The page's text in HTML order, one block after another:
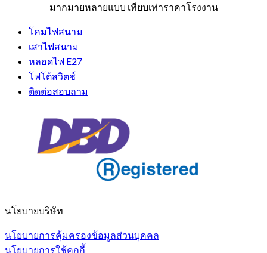
มากมายหลายแบบ เทียบเท่าราคาโรงงาน
โคมไฟสนาม
เสาไฟสนาม
หลอดไฟ E27
โฟโต้สวิตช์
ติดต่อสอบถาม
นโยบายบริษัท
นโยบายการคุ้มครองข้อมูลส่วนบุคคล
นโยบายการใช้คุกกี้